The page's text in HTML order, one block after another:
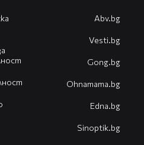
Abv.bg
Vesti.bg
Gong.bg
Оhnamama.bg
Edna.bg
Sinoptik.bg